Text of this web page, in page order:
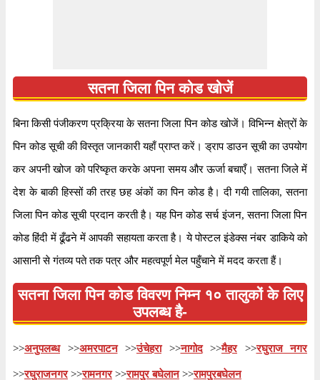
डाक घर अहिर्गायन बी.ओ
क्षेत्र भोपाल मुख्यालय
स्थान अमरपाटन, सतना
पता अहिर्गायन बी.ओ, अमरपाटन, सतना, मध्य प्रदेश, ४८५७७५
कोड अहिर्गायन बी.ओ
समय सोमवार से शनिवार सुबह ८ बजे से शाम ४ बजे तक
सतना जिला पिन कोड खोजें
बिना किसी पंजीकरण प्रक्रिया के सतना जिला पिन कोड खोजें। विभिन्न क्षेत्रों के
पिन कोड सूची की विस्तृत जानकारी यहाँ प्राप्त करें। ड्राप डाउन सूची का उपयोग
कर अपनी खोज को परिष्कृत करके अपना समय और ऊर्जा बचाएँ। सतना जिले में
देश के बाकी हिस्सों की तरह छह अंकों का पिन कोड है। दी गयी तालिका, सतना
जिला पिन कोड सूची प्रदान करती है। यह पिन कोड सर्च इंजन, सतना जिला पिन
कोड हिंदी में ढूँढने में आपकी सहायता करता है। ये पोस्टल इंडेक्स नंबर डाकिये को
आसानी से गंतव्य पते तक पत्र और महत्वपूर्ण मेल पहुँचाने में मदद करता हैं।
सतना जिला पिन कोड विवरण निम्न १० तालुकों के लिए
उपलब्ध है-
>>अनुपलब्ध>>अमरपाटन>>उंचेहरा>>नागोद>>मैहर>>रघुराज नगर
>>रघुराजनगर>>रामनगर>>रामपुर बघेलान>>रामपुरबघेलन